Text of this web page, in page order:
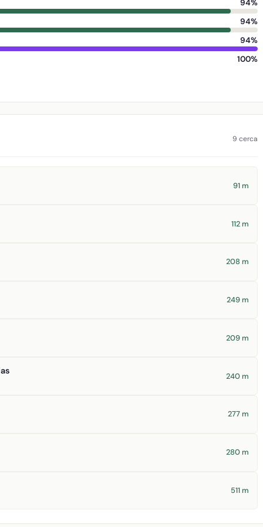
94%
94%
94%
100%
9 cerca
91 m
112 m
208 m
249 m
209 m
240 m
277 m
280 m
511 m